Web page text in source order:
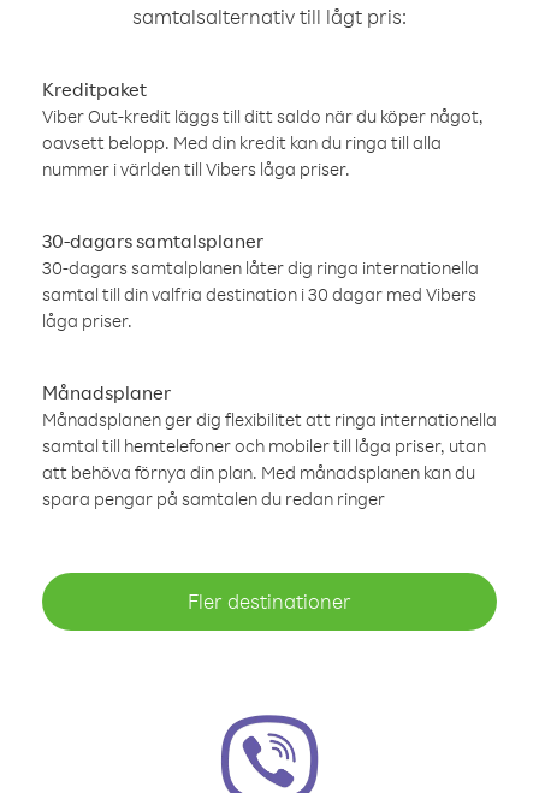
samtalsalternativ till lågt pris:
Kreditpaket
Viber Out-kredit läggs till ditt saldo när du köper något,
oavsett belopp. Med din kredit kan du ringa till alla
nummer i världen till Vibers låga priser.
30-dagars samtalsplaner
30-dagars samtalplanen låter dig ringa internationella
samtal till din valfria destination i 30 dagar med Vibers
låga priser.
Månadsplaner
Månadsplanen ger dig flexibilitet att ringa internationella
samtal till hemtelefoner och mobiler till låga priser, utan
att behöva förnya din plan. Med månadsplanen kan du
spara pengar på samtalen du redan ringer
Fler destinationer